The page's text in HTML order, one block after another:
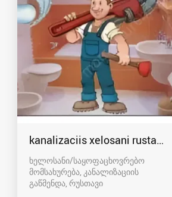
kanalizaciis xelosani rustavshi
ხელოსანი/საყოფაცხოვრებო
მომსახურება, კანალიზაციის
გაწმენდა რუსთავი